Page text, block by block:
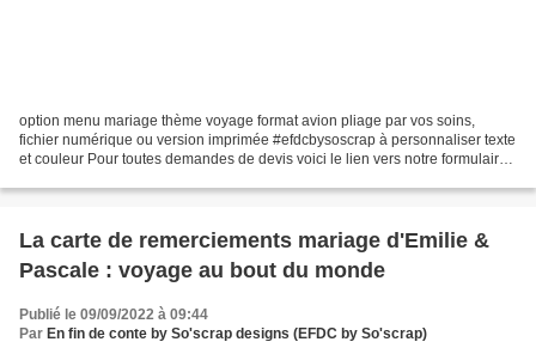
option menu mariage thème voyage format avion pliage par vos soins,
fichier numérique ou version imprimée #efdcbysoscrap à personnaliser texte
et couleur Pour toutes demandes de devis voici le lien vers notre formulaire
La carte de remerciements mariage d'Emilie &
Pascale : voyage au bout du monde
Publié le 09/09/2022 à 09:44
Par En fin de conte by So'scrap designs (EFDC by So'scrap)